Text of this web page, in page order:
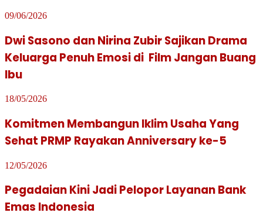
09/06/2026
Dwi Sasono dan Nirina Zubir Sajikan Drama
Keluarga Penuh Emosi di Film Jangan Buang
Ibu
18/05/2026
Komitmen Membangun Iklim Usaha Yang
Sehat PRMP Rayakan Anniversary ke-5
12/05/2026
Pegadaian Kini Jadi Pelopor Layanan Bank
Emas Indonesia